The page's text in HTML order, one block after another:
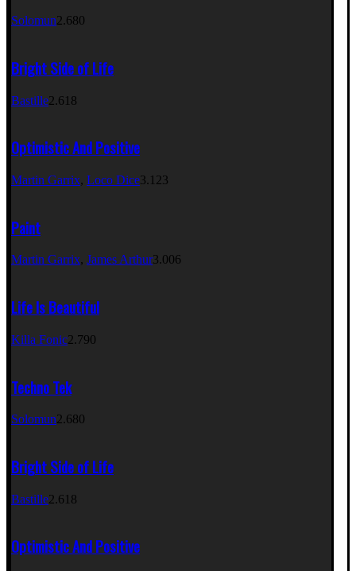
Solomun2.680
Bright Side of Life
Bastille2.618
Optimistic And Positive
Martin Garrix, Loco Dice3.123
Paint
Martin Garrix, James Arthur3.006
Life Is Beautiful
Killa Fonic2.790
Techno Tek
Solomun2.680
Bright Side of Life
Bastille2.618
Optimistic And Positive